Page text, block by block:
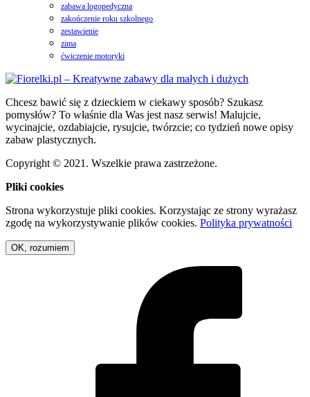
zabawa logopedyczna
zakończenie roku szkolnego
zestawienie
zima
ćwiczenie motoryki
Chcesz bawić się z dzieckiem w ciekawy sposób? Szukasz
pomysłów? To właśnie dla Was jest nasz serwis! Malujcie,
wycinajcie, ozdabiajcie, rysujcie, twórzcie; co tydzień nowe opisy
zabaw plastycznych.
Copyright © 2021. Wszelkie prawa zastrzeżone.
Pliki cookies
Strona wykorzystuje pliki cookies. Korzystając ze strony wyrażasz
zgodę na wykorzystywanie plików cookies. Polityka prywatności
OK, rozumiem